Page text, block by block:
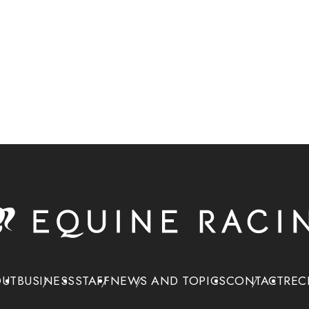
BUSINESSSTAFFNEWS AND TOPICSCONTACT